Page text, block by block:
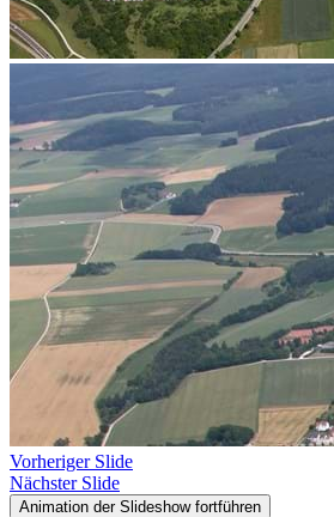
Vorheriger Slide
Nächster Slide
Animation der Slideshow fortführen